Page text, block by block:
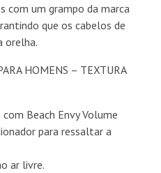
com um grampo da marca
que os cabelos de
orelha.
HOMENS – TEXTURA
Beach Envy Volume
para ressaltar a
ar livre.